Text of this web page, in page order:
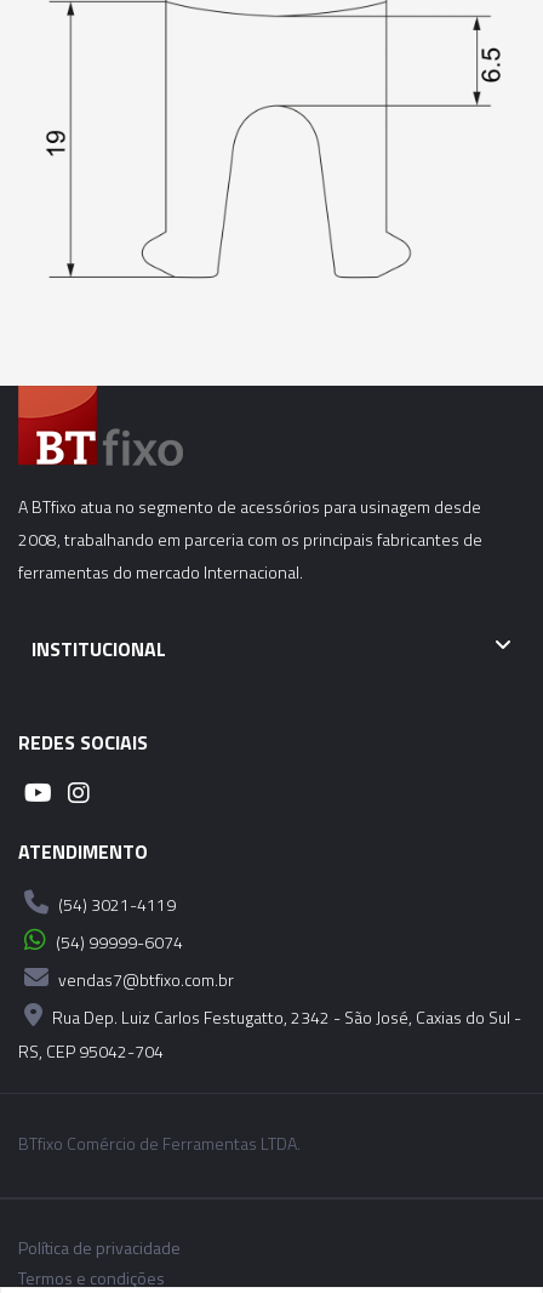
A BTfixo atua no segmento de acessórios para usinagem desde
2008, trabalhando em parceria com os principais fabricantes de
ferramentas do mercado Internacional.
INSTITUCIONAL
REDES SOCIAIS
ATENDIMENTO
(54) 3021-4119
(54) 99999-6074
vendas7@btfixo.com.br
Rua Dep. Luiz Carlos Festugatto, 2342 - São José, Caxias do Sul -
RS, CEP 95042-704
BTfixo Comércio de Ferramentas LTDA.
Política de privacidade
Termos e condições